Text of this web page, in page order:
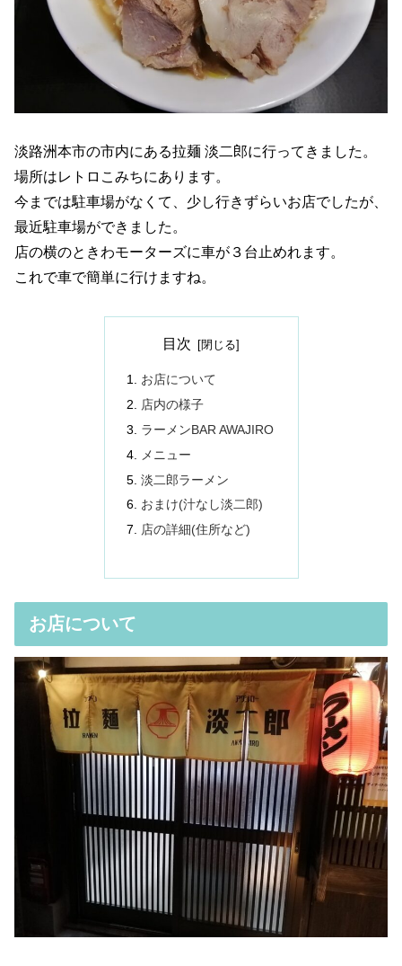
淡路洲本市の市内にある拉麺 淡二郎に行ってきました。
場所はレトロこみちにあります。
今までは駐車場がなくて、少し行きずらいお店でしたが、
最近駐車場ができました。
店の横のときわモーターズに車が３台止めれます。
これで車で簡単に行けますね。
目次
お店について
店内の様子
ラーメンBAR AWAJIRO
メニュー
淡二郎ラーメン
おまけ(汁なし淡二郎)
店の詳細(住所など)
お店について